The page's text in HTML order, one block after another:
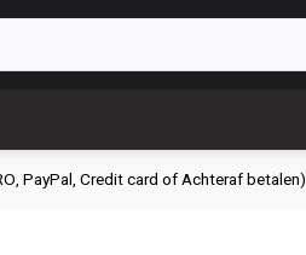
PayPal, Credit card of Achteraf betalen)